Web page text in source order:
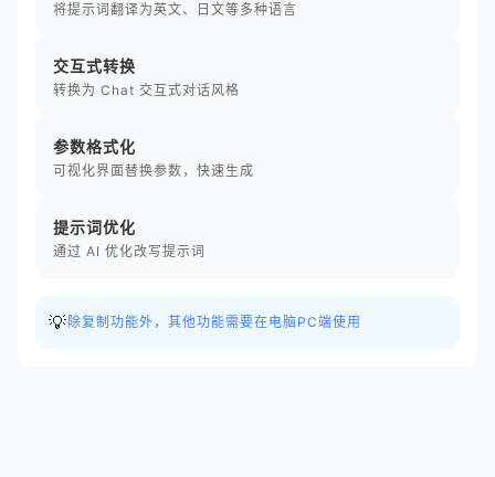
将提示词翻译为英文、日文等多种语言
交互式转换
转换为 Chat 交互式对话风格
参数格式化
可视化界面替换参数，快速生成
提示词优化
通过 AI 优化改写提示词
💡 除复制功能外，其他功能需要在电脑PC端使用